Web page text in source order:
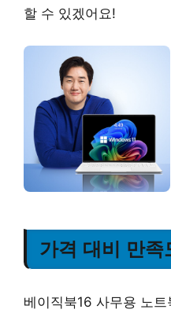
할 수 있겠어요!
가격 대비 만족
베이직북16 사무용 노